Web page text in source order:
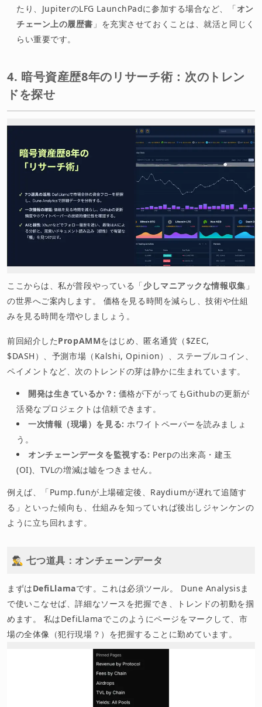
たり、JupiterのLFG LaunchPadに参加する場合など、「オン
チェーン上の履歴書 」を充実させておくことは、就活と同じく
らい重要です。
4. 暗号資産歴8年のリサーチ術：次のトレン
ドを探せ
ここからは、私が普段やっている「少しマニアックな情報収集 」
の世界へご案内します。 価格を見る時間を減らし、技術や仕組
みを見る時間を増やしましょう。
前回紹介したPropAMMをはじめ、匿名通貨（$ZEC,
$DASH）、予測市場（Kalshi, Opinion）、ステーブルコイン、
ペイメントなど、次のトレンドの芽は静かに生まれています。
開発は生きているか？: 価格が下がってもGithubの更新が
活発なプロジェクトは信頼できます。
一次情報（現場）を見る: ホワイトペーパーを読みましょ
う。
オンチェーンデータを監視する: Perpの出来高・建玉
(OI)、TVLの増減は嘘をつきません。
例えば、「Pump.funが上場確定後、Raydiumが遅れて追随す
る」といった傾向も、仕組みを知っていれば後出しジャンケンの
ように立ち回れます。
🕵️‍♂️ 七つ道具：オンチェーンデータ
まずはDefiLlamaです。これは必須ツール。 Dune Analysisま
で使いこなせば、詳細なソースを把握でき、トレンドの初動を掴
めます。 私はDefiLlamaでこのようにページをマークして、市
場の全体像（犯行現場？）を把握することに勤めています。